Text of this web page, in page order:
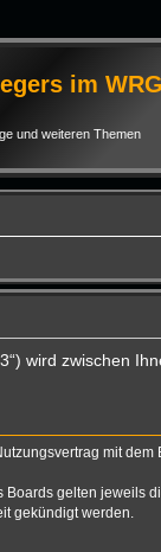
im WRG
und weiteren Themen
wird zwischen
mit
gelten jeweils
gekündigt werden.